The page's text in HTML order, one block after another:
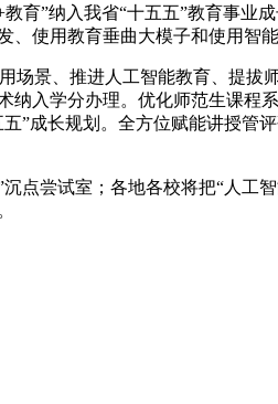
育”纳入我省“十五五”教育事业
使用教育垂曲大模子和使用智
景、推进人工智能教育、提拔
入学分办理。优化师范生课程
”成长规划。全方位赋能讲授管
尝试室；各地各校将把“人工